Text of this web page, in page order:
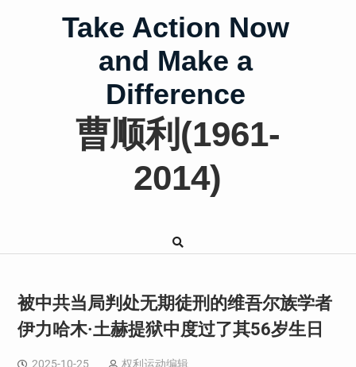
Take Action Now
and Make a
Difference
曹顺利(1961-
2014)
被中共当局判处无期徒刑的维吾尔族学者
伊力哈木·土赫提狱中度过了其56岁生日
2025-10-25 权利运动编辑